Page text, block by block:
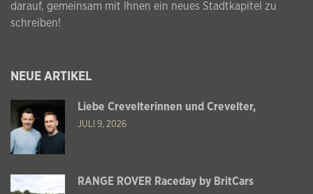
darauf, gemeinsam mit Ihnen ein neues Stadtkapitel zu
schreiben!
NEUE ARTIKEL
Liebe Crevelterinnen und Crevelter,
JULI 9, 2026
RANGE ROVER Raceday by BritCars